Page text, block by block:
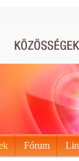
Fórum